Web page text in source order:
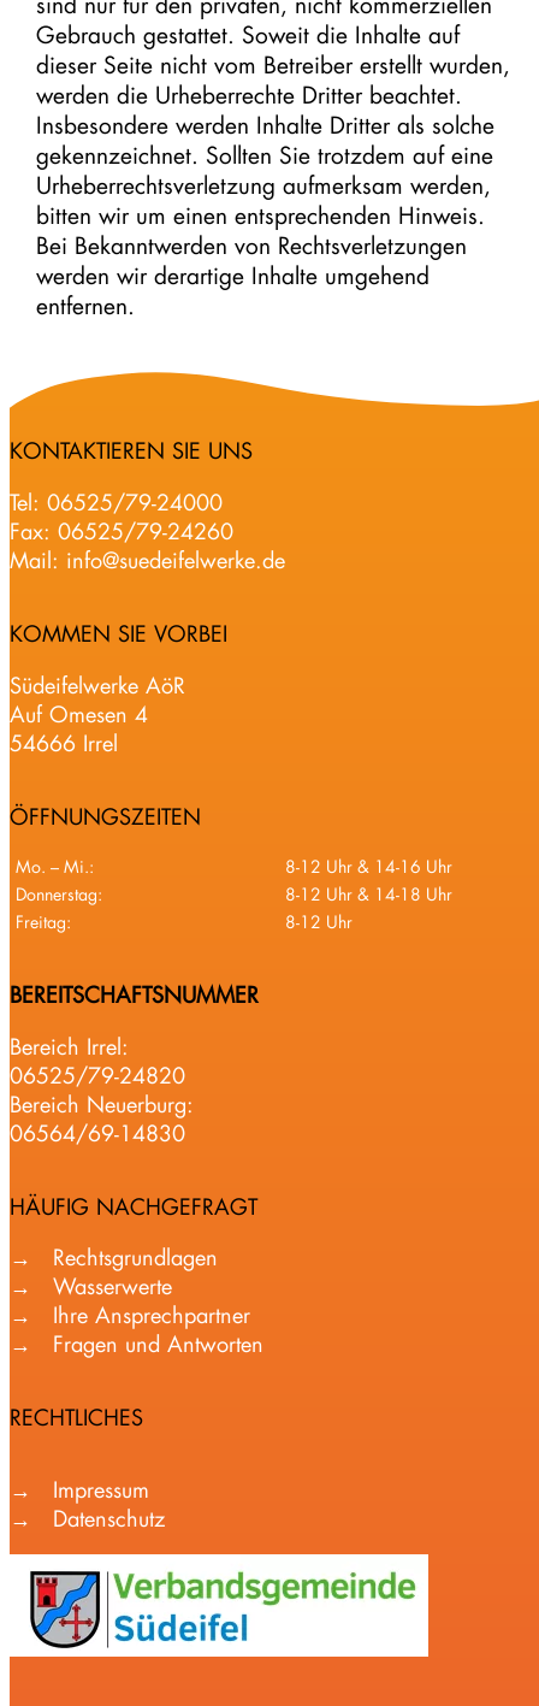
Gebrauch gestattet. Soweit die Inhalte auf
dieser Seite nicht vom Betreiber erstellt wurden,
werden die Urheberrechte Dritter beachtet.
Insbesondere werden Inhalte Dritter als solche
gekennzeichnet. Sollten Sie trotzdem auf eine
Urheberrechtsverletzung aufmerksam werden,
bitten wir um einen entsprechenden Hinweis.
Bei Bekanntwerden von Rechtsverletzungen
werden wir derartige Inhalte umgehend
entfernen.
KONTAKTIEREN SIE UNS
Tel: 06525/79-24000
Fax: 06525/79-24260
Mail: info@suedeifelwerke.de
KOMMEN SIE VORBEI
Südeifelwerke AöR
Auf Omesen 4
54666 Irrel
ÖFFNUNGSZEITEN
Mo. – Mi.:
8-12 Uhr & 14-16 Uhr
Donnerstag:
8-12 Uhr & 14-18 Uhr
Freitag:
8-12 Uhr
BEREITSCHAFTSNUMMER
Bereich Irrel:
06525/79-24820
Bereich Neuerburg:
06564/69-14830
HÄUFIG NACHGEFRAGT
Rechtsgrundlagen
Wasserwerte
Ihre Ansprechpartner
Fragen und Antworten
RECHTLICHES
Impressum
Datenschutz